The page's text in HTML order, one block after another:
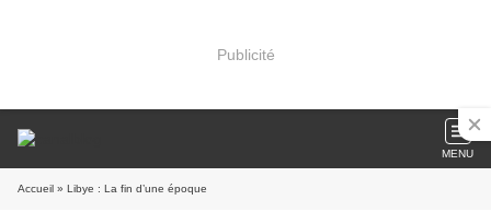
Publicité
MENU
Accueil » Libye : La fin d’une époque